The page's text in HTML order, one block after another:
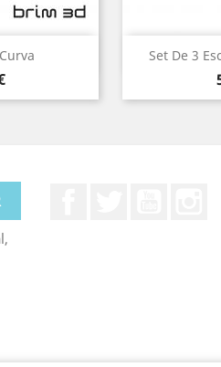
Set De 3
